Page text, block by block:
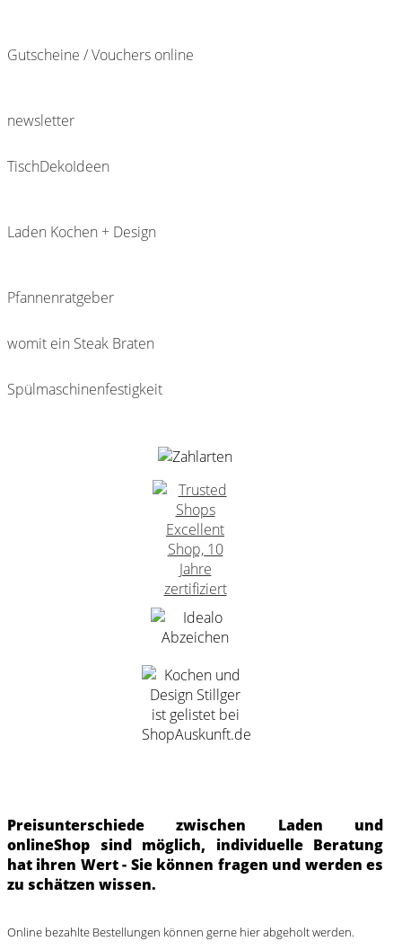
Gutscheine / Vouchers online
newsletter
TischDekoIdeen
Laden Kochen + Design
Pfannenratgeber
womit ein Steak Braten
Spülmaschinenfestigkeit
Preisunterschiede zwischen Laden und
onlineShop sind möglich, individuelle Beratung
hat ihren Wert - Sie können fragen und werden es
zu schätzen wissen.
Online bezahlte Bestellungen können gerne hier abgeholt werden.